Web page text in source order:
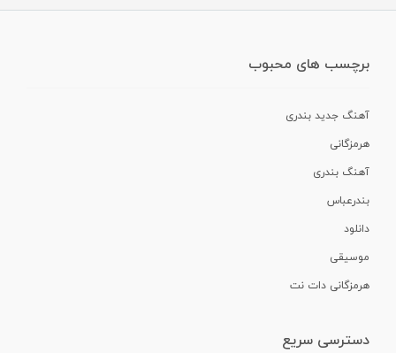
برچسب های محبوب
آهنگ جدید بندری
هرمزگانی
آهنگ بندری
بندرعباس
دانلود
موسیقی
هرمزگانی دات نت
دسترسی سریع